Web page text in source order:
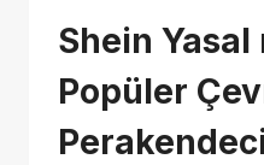
Shein Yasal
Popüler